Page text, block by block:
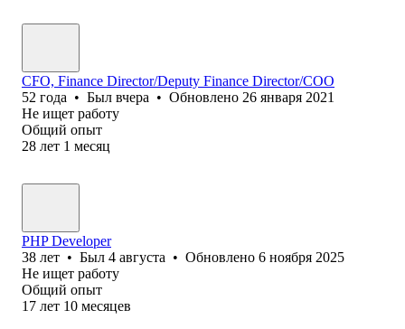
CFO, Finance Director/Deputy Finance Director/COO
52 года • Был вчера • Обновлено 26 января 2021
Не ищет работу
Общий опыт
28 лет 1 месяц
PHP Developer
38 лет • Был 4 августа • Обновлено 6 ноября 2025
Не ищет работу
Общий опыт
17 лет 10 месяцев